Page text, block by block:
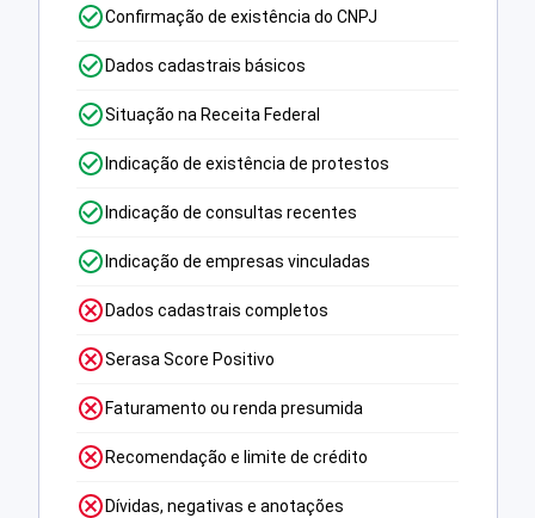
Confirmação de existência do CNPJ
Dados cadastrais básicos
Situação na Receita Federal
Indicação de existência de protestos
Indicação de consultas recentes
Indicação de empresas vinculadas
Dados cadastrais completos
Serasa Score Positivo
Faturamento ou renda presumida
Recomendação e limite de crédito
Dívidas, negativas e anotações